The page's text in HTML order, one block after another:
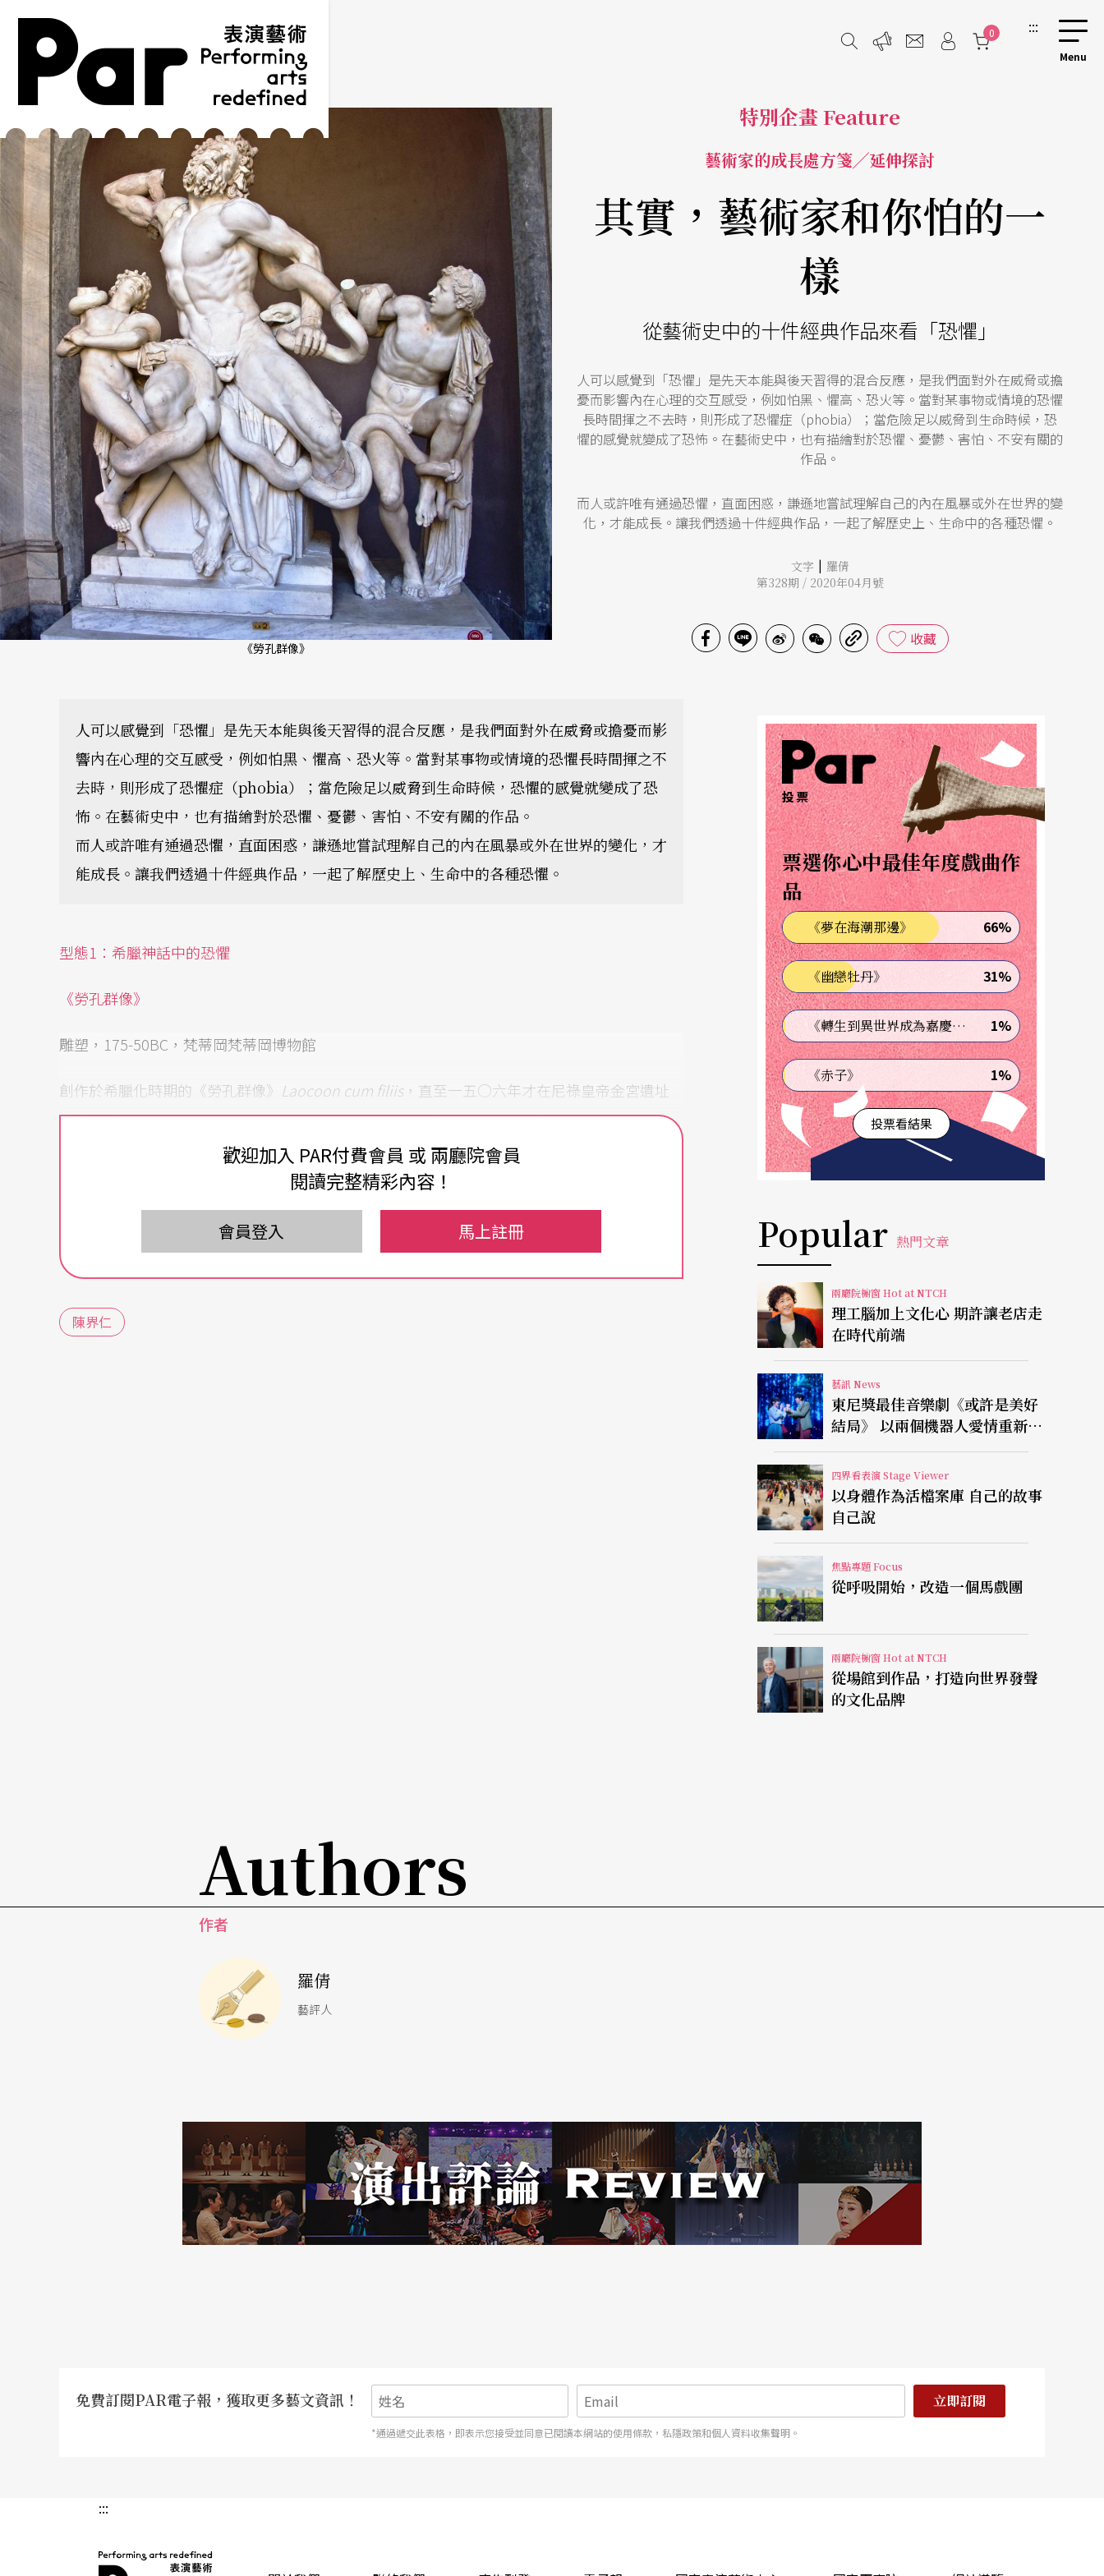
跳到主要內容區塊
網站導覽
0 :::
《勞孔群像》
特別企畫 Feature
藝術家的成長處方箋╱延伸探討
其實，藝術家和你怕的一
樣
從藝術史中的十件經典作品來看「恐懼」
人可以感覺到「恐懼」是先天本能與後天習得的混合反應，是我們面對外在威脅或擔
憂而影響內在心理的交互感受，例如怕黑、懼高、恐火等。當對某事物或情境的恐懼
長時間揮之不去時，則形成了恐懼症（phobia）；當危險足以威脅到生命時候，恐
懼的感覺就變成了恐怖。在藝術史中，也有描繪對於恐懼、憂鬱、害怕、不安有關的
作品。
而人或許唯有通過恐懼，直面困惑，謙遜地嘗試理解自己的內在風暴或外在世界的變
化，才能成長。讓我們透過十件經典作品，一起了解歷史上、生命中的各種恐懼。
文字 | 羅倩
第328期 / 2020年04月號
收藏
人可以感覺到「恐懼」是先天本能與後天習得的混合反應，是我們面對外在威脅或擔憂而影
響內在心理的交互感受，例如怕黑、懼高、恐火等。當對某事物或情境的恐懼長時間揮之不
去時，則形成了恐懼症（phobia）；當危險足以威脅到生命時候，恐懼的感覺就變成了恐
怖。在藝術史中，也有描繪對於恐懼、憂鬱、害怕、不安有關的作品。
而人或許唯有通過恐懼，直面困惑，謙遜地嘗試理解自己的內在風暴或外在世界的變化，才
能成長。讓我們透過十件經典作品，一起了解歷史上、生命中的各種恐懼。
型態1：希臘神話中的恐懼
《勞孔群像》
雕塑，175-50BC，梵蒂岡梵蒂岡博物館
創作於希臘化時期的《勞孔群像》 Laocoon cum filiis，直至一五○六年才在尼祿皇帝金宮遺址
附近被重新發現。特洛伊城的祭司勞孔（Laocoon），因警告人民不可接受包藏希臘軍的木馬，
阻擋了天神的計謀而遭到懲罰。雕像刻畫勞孔即將被希臘女神雅典娜派出的兩條大蛇吞噬的痛
苦，對身旁同樣被蛇圍繞的兩個孩子感到無能為力。《勞孔群像》以戲劇性的張力表現了恐懼與
悲痛交織在肢體延展與被箝制的動態瞬間。彷彿透過父親的肢體與面部表情，感受到即將失去生
命與孩子的悲傷。藝術史學家溫克爾曼（J. J. Winckelmann）稱勞孔表情為「壓抑而痛楚的呢
喃」。由於希臘化時期的藝術創作服膺於宗教的關係不如過往緊密，藝術家有更多對工藝技術追
恐懼2：宗教繪畫中的恐懼
木版組畫，1498，原版書籍插畫《啟示錄》藏於西班牙國家圖書館
另一位北方文藝復興時期在紐倫堡的藝術家阿爾布雷希特．杜勒（Albrecht Dürer，1471-152
幾何學原理與透視學方法於繪畫的藝術家。在創作最早使他成名的《啟示錄》
插畫作品中，正值馬丁．路德宗教改革與農民戰爭，《啟示錄》蘊含宗教意義上的道德勸說以及
對當時政治社會的針砭與關懷，同注入在這一組十五幅作品中。以其中一幅〈聖米迦勒鬥大龍Sa
的咽喉，對比下方一片祥和平靜的人間風景。杜勒的《啟示錄》將當時的人處在世紀末對末世預
言的恐懼清晰且深刻地傳達出來。
歡迎加入 PAR付費會員 或 兩廳院會員
閱讀完整精彩內容！
會員登入 馬上註冊
陳界仁
投票
票選你心中最佳年度戲曲作
品
《夢在海潮那邊》 66%
《幽戀牡丹》 31%
《轉生到異世界成為嘉慶君—發現我的祖先是詐騙集團!?》 1%
《赤子》 1%
投票看結果
Popular 熱門文章
兩廳院櫥窗 Hot at NTCH
理工腦加上文化心 期許讓老店走
在時代前端
藝訊 News
東尼獎最佳音樂劇《或許是美好
結局》 以兩個機器人愛情重新凝
視有限人生
四界看表演 Stage Viewer
以身體作為活檔案庫 自己的故事
自己說
焦點專題 Focus
從呼吸開始，改造一個馬戲團
兩廳院櫥窗 Hot at NTCH
從場館到作品，打造向世界發聲
的文化品牌
Authors
作者
羅倩
藝評人
免費訂閱PAR電子報，獲取更多藝文資訊！ 立即訂閱
*通過遞交此表格，即表示您接受並同意已閱讀本網站的使用條款，私隱政策和個人資料收集聲明。
:::